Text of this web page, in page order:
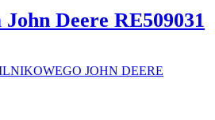
Deere RE509031